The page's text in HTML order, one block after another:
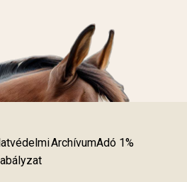
ArchívumAdó 1%